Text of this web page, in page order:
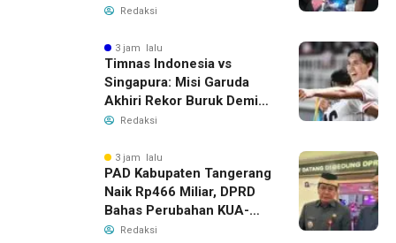
Dana BOP PKBM
Redaksi
3 jam lalu
Timnas Indonesia vs
Singapura: Misi Garuda
Akhiri Rekor Buruk Demi
Tiket Semifinal Piala AFF
Redaksi
3 jam lalu
PAD Kabupaten Tangerang
Naik Rp466 Miliar, DPRD
Bahas Perubahan KUA-
PPAS 2026
Redaksi